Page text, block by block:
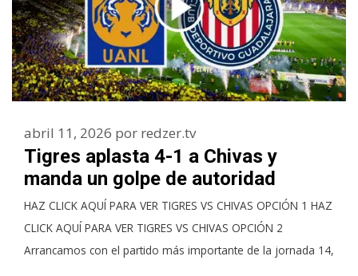
Tigres aplasta 4-1 a Chivas y
manda un golpe de autoridad
abril 11, 2026 por redzer.tv
HAZ CLICK AQUÍ PARA VER TIGRES VS CHIVAS OPCIÓN 1 HAZ
CLICK AQUÍ PARA VER TIGRES VS CHIVAS OPCIÓN 2
Arrancamos con el partido más importante de la jornada 14,